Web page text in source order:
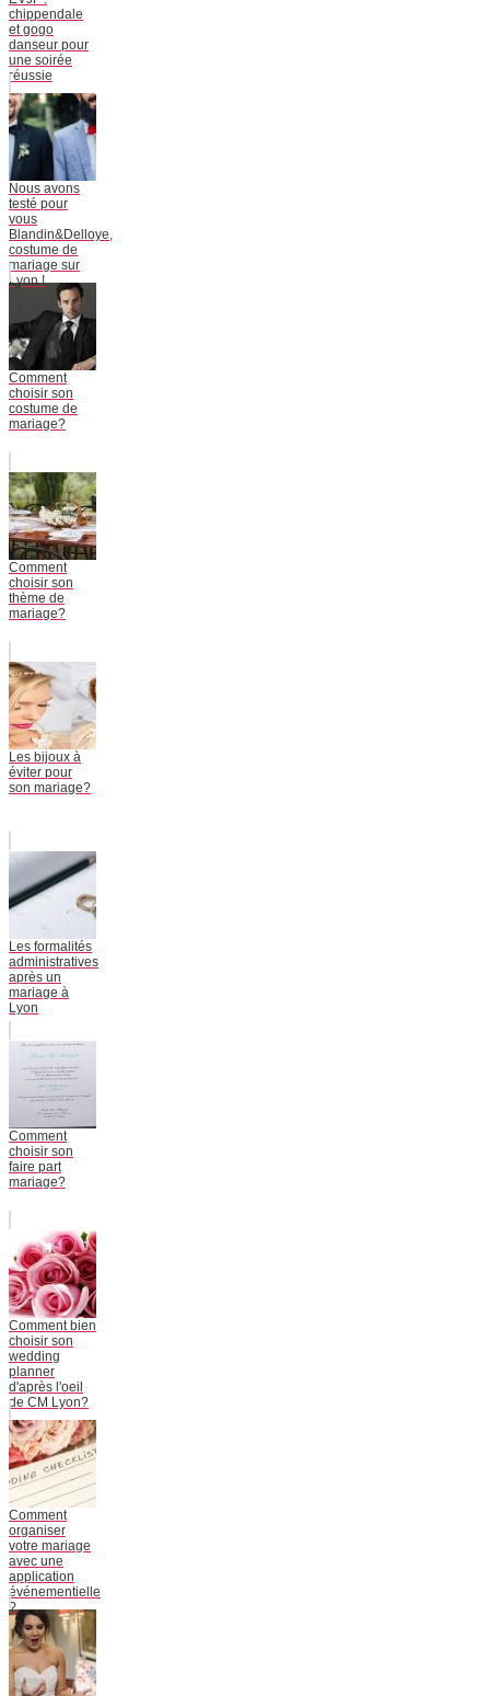
chippendale
et gogo
danseur pour
une soirée
réussie
Nous avons
testé pour
vous
Blandin&Delloye,
costume de
mariage sur
Lyon !
Comment
choisir son
costume de
mariage?
Comment
choisir son
thème de
mariage?
Les bijoux à
éviter pour
son mariage?
Les formalités
administratives
après un
mariage à
Lyon
Comment
choisir son
faire part
mariage?
Comment bien
choisir son
wedding
planner
d'après l'oeil
de CM Lyon?
Comment
organiser
votre mariage
avec une
application
événementielle
?